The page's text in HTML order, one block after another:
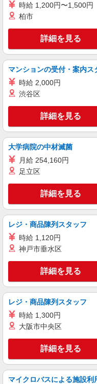
正社員
SOMPOケア ラヴィーレ津
【介
万円〜 【実務者研修】 月給：251,900円 年収例：
339万円〜 【初任者研修・無資格】
246,400円 年
がい向
当（月
当を含
千葉
キープ
アルバイト パート
そんぽの家S 船橋印内/
登録ヘ
勤務（社
夜間（〜
以上勤
早朝夜間
日曜祝日：時給
が同時給
キープ
正社員
SOMPOケア 船橋 訪問介
【介
295万円〜 【初任者研修】 月給：
例：285万円〜 ※職務手当、働
日祝手当
れる手当
務手当も含む ◎残業時は別途時間
千
ル5階
キープ
時給 1,200円〜1,500円
柏市
詳細を見る
マンションの受付・案内ス
時給 2,000円
渋谷区
詳細を見る
大学病院の中材滅菌
月給 254,160円
足立区
詳細を見る
レジ・商品陳列スタッフ
時給 1,120円
神戸市垂水区
詳細を見る
レジ・商品陳列スタッフ
時給 1,300円
大阪市中央区
詳細を見る
マイクロバスによる施設利